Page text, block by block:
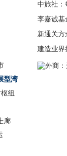
型湾
纽
廊
中旅社：
李嘉诚基
新通关方
建造业界